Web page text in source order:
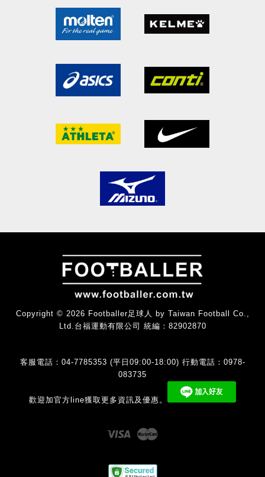
Copyright © 2026 Footballer足球人 by Taiwan Football Co.,
Ltd.台福運動有限公司 統編：82902870
客服電話：04-7785353 (平日09:00-18:00) 行動電話：0978-
083735
歡迎加官方line獲取更多資訊及優惠。
Visa